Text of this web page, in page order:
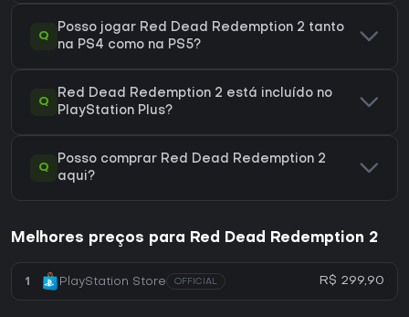
Q
Posso jogar Red Dead Redemption 2 tanto
na PS4 como na PS5?
Q
Red Dead Redemption 2 está incluído no
PlayStation Plus?
Q
Posso comprar Red Dead Redemption 2
aqui?
Melhores preços para Red Dead Redemption 2
1 PlayStation Store OFFICIAL R$ 299,90